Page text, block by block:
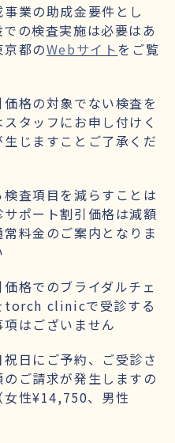
業の助成金要件とし
の検査実施は必要はあ
都のWebサイトをご覧
格の対象でない検査を
タッフにお申し付けく
じますことご了承くだ
査項目を減らすことは
ポート割引価格は減額
料金のご案内となりま
格でのブライダルチェ
torch clinicで受診する
はございません
日にご予約、ご受診さ
ご請求が発生しますの
女性¥14,750、男性